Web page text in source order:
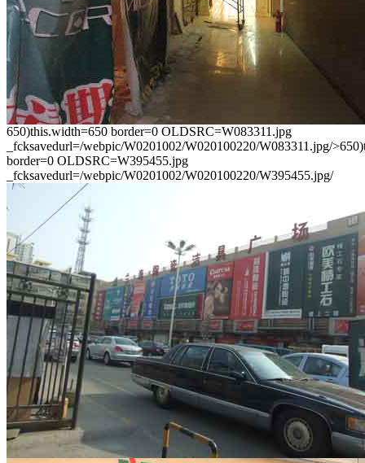
650)this.width=650 border=0 OLDSRC=W083311.jpg
_fcksavedurl=/webpic/W0201002/W020100220/W083311.jpg/
border=0 OLDSRC=W395455.jpg
_fcksavedurl=/webpic/W0201002/W020100220/W395455.jpg/